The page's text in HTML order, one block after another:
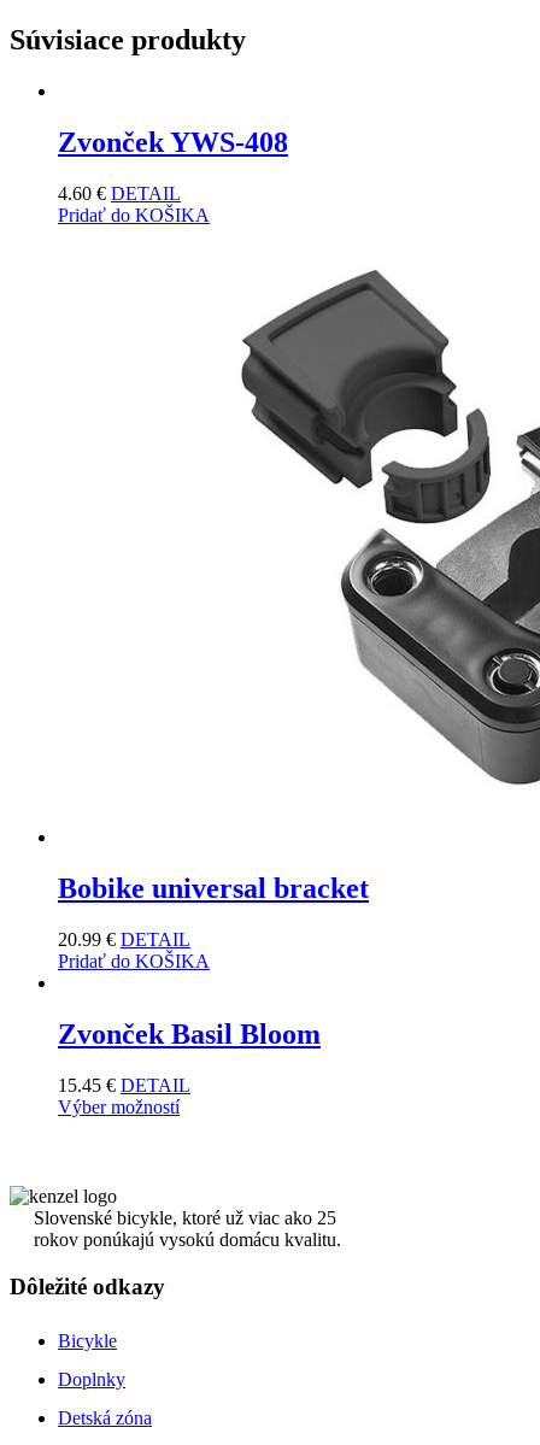
Súvisiace produkty
Zvonček YWS-408
4.60 € DETAIL
Pridať do KOŠIKA
Bobike universal bracket
20.99 € DETAIL
Pridať do KOŠIKA
Zvonček Basil Bloom
15.45 € DETAIL
Výber možností
Slovenské bicykle, ktoré už viac ako 25
rokov ponúkajú vysokú domácu kvalitu.
Dôležité odkazy
Bicykle
Doplnky
Detská zóna